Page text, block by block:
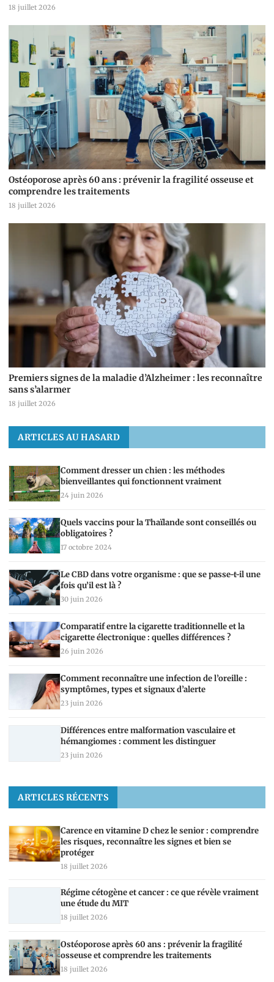
18 juillet 2026
Ostéoporose après 60 ans : prévenir la fragilité osseuse et
comprendre les traitements
18 juillet 2026
Premiers signes de la maladie d’Alzheimer : les reconnaître
sans s’alarmer
18 juillet 2026
ARTICLES AU HASARD
Comment dresser un chien : les méthodes
bienveillantes qui fonctionnent vraiment
24 juin 2026
Quels vaccins pour la Thaïlande sont conseillés ou
obligatoires ?
17 octobre 2024
Le CBD dans votre organisme : que se passe-t-il une
fois qu’il est là ?
30 juin 2026
Comparatif entre la cigarette traditionnelle et la
cigarette électronique : quelles différences ?
26 juin 2026
Comment reconnaître une infection de l’oreille :
symptômes, types et signaux d’alerte
23 juin 2026
Différences entre malformation vasculaire et
hémangiomes : comment les distinguer
23 juin 2026
ARTICLES RÉCENTS
Carence en vitamine D chez le senior : comprendre
les risques, reconnaître les signes et bien se
protéger
18 juillet 2026
Régime cétogène et cancer : ce que révèle vraiment
une étude du MIT
18 juillet 2026
Ostéoporose après 60 ans : prévenir la fragilité
osseuse et comprendre les traitements
18 juillet 2026